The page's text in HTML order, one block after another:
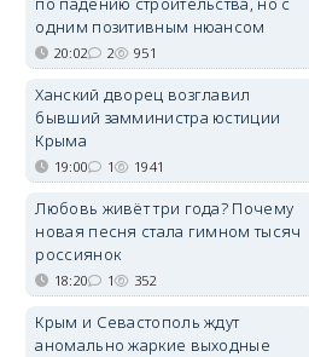
одним позитивным нюансом
20:02 2 951
Ханский дворец возглавил
бывший замминистра юстиции
Крыма
19:00 1 1941
Любовь живёт три года? Почему
новая песня стала гимном тысяч
россиянок
18:20 1 352
Крым и Севастополь ждут
аномально жаркие выходные